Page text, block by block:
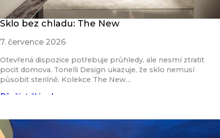
Sklo bez chladu: The New
7. července 2026
Otevřená dispozice potřebuje průhledy, ale nesmí ztratit
pocit domova. Tonelli Design ukazuje, že sklo nemusí
působit sterilně. Kolekce The New…
Přečíst článek